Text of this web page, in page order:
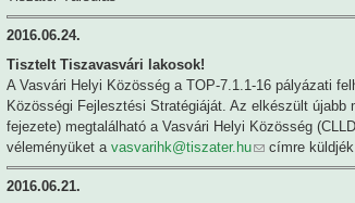
2016.06.24.
Tisztelt Tiszavasvári lakosok!
A Vasvári Helyi Közösség a TOP-7.1.1-16 pályázati
Közösségi Fejlesztési Stratégiáját. Az elkészült újabb
fejezete) megtalálható a Vasvári Helyi Közösség
véleményüket a vasvarihk@tiszater.hu címre
2016.06.21.